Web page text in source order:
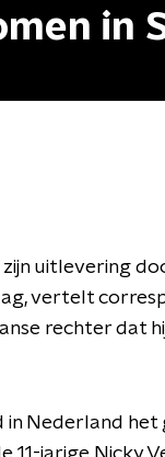
in
uitlevering
vertelt
rechter dat
Nederland